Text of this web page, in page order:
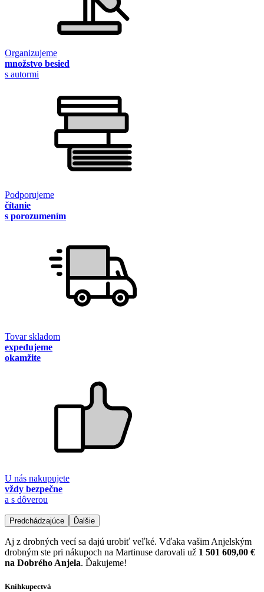
Organizujeme
množstvo besied
s autormi
Podporujeme
čítanie
s porozumením
Tovar skladom
expedujeme
okamžite
U nás nakupujete
vždy bezpečne
a s dôverou
Predchádzajúce Ďalšie
Aj z drobných vecí sa dajú urobiť veľké. Vďaka vašim Anjelským
drobným ste pri nákupoch na Martinuse darovali už 1 501 609,00 €
na Dobrého Anjela. Ďakujeme!
Kníhkupectvá